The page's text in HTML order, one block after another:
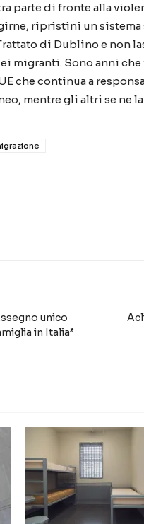
parte di fronte alla
ripristini un
di Dublino e non
migranti. Sono anni
che continua a
mentre gli altri se ne
unico
in Italia”